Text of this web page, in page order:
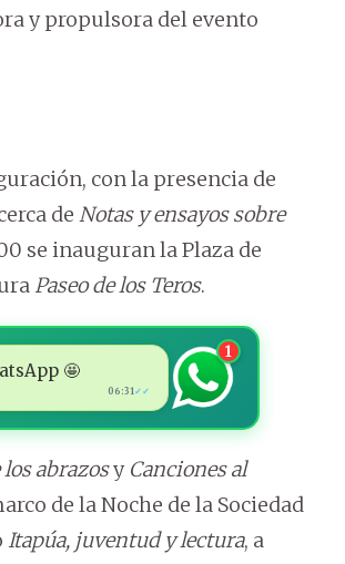
y propulsora del evento
con la presencia de
de Notas y ensayos sobre
se inauguran la Plaza de
Paseo de los Teros.
🤩
06:31✓✓
1
abrazosy Canciones al
de la Noche de la Sociedad
Itapúa, juventud y lectura, a